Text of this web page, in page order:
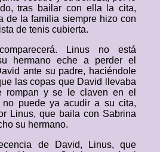
tras bailar con ella la cita,
de la familia siempre hizo con
de tenis cubierta.
Linus no está
hermano eche a perder el
ante su padre, haciéndole
las copas que David llevaba
rompan y se le claven en el
puede ya acudir a su cita,
Linus, que baila con Sabrina
su hermano.
de David, Linus, que